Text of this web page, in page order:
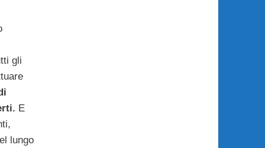
gli
E
lungo